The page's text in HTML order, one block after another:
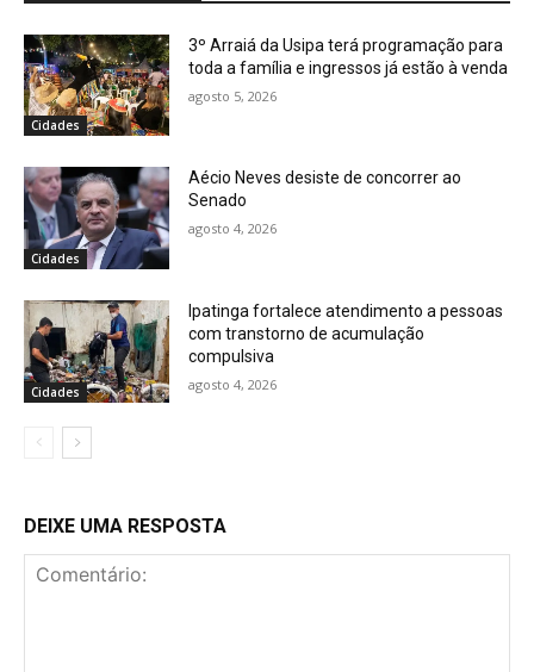
Cidades
3º Arraiá da Usipa terá programação para
toda a família e ingressos já estão à venda
agosto 5, 2026
Cidades
Aécio Neves desiste de concorrer ao
Senado
agosto 4, 2026
Cidades
Ipatinga fortalece atendimento a pessoas
com transtorno de acumulação
compulsiva
agosto 4, 2026
DEIXE UMA RESPOSTA